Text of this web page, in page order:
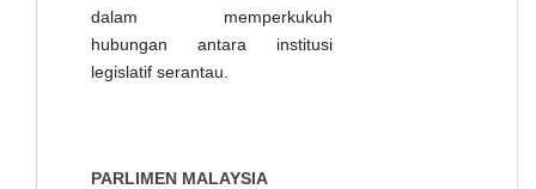
dalam memperkukuh
hubungan antara institusi
legislatif serantau.
PARLIMEN MALAYSIA